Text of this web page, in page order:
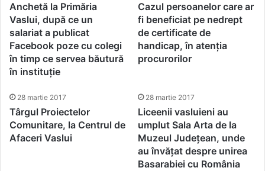
Anchetă la Primăria
Vaslui, după ce un
salariat a publicat
Facebook poze cu colegi
în timp ce servea băutură
în instituție
Cazul persoanelor care ar
fi beneficiat pe nedrept
de certificate de
handicap, în atenția
procurorilor
28 martie 2017
Târgul Proiectelor
Comunitare, la Centrul de
Afaceri Vaslui
28 martie 2017
Liceenii vasluieni au
umplut Sala Arta de la
Muzeul Județean, unde
au învățat despre unirea
Basarabiei cu România